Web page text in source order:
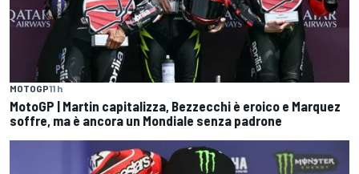
MOTOGP11 h
MotoGP | Martin capitalizza, Bezzecchi è eroico e Marquez
soffre, ma è ancora un Mondiale senza padrone